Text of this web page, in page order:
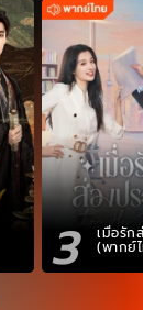
3 เมื่อรัก
(พากย์